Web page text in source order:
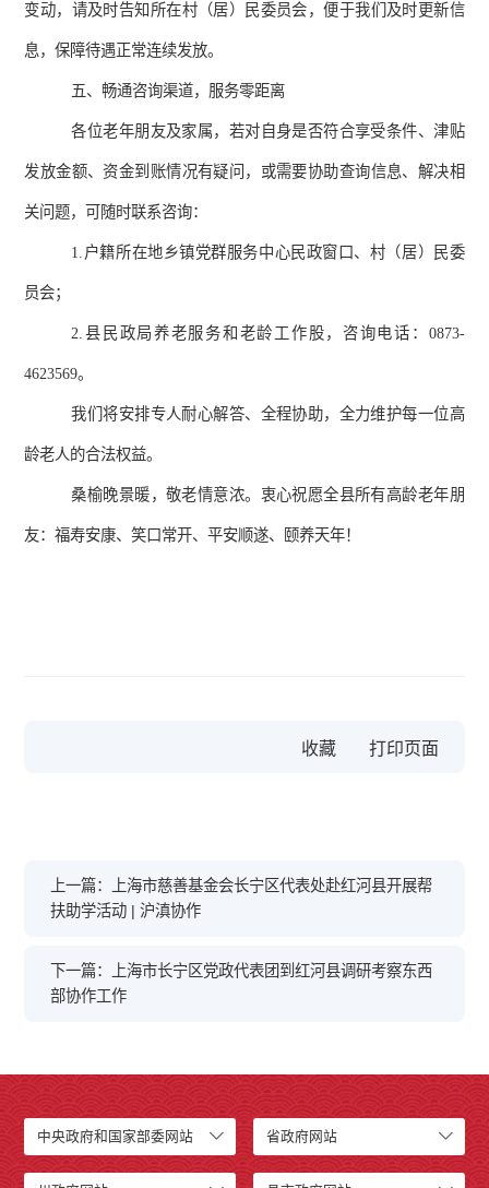
变动，请及时告知所在村（居）民委员会，便于我们及时更新信
息，保障待遇正常连续发放。
五、畅通咨询渠道，服务零距离
各位老年朋友及家属，若对自身是否符合享受条件、津贴
发放金额、资金到账情况有疑问，或需要协助查询信息、解决相
关问题，可随时联系咨询：
1. 户籍所在地乡镇党群服务中心民政窗口、村（居）民委
员会；
2. 县民政局养老服务和老龄工作股，咨询电话： 0873-
4623569。
我们将安排专人耐心解答、全程协助，全力维护每一位高
龄老人的合法权益。
桑榆晚景暖，敬老情意浓。衷心祝愿全县所有高龄老年朋
友：福寿安康、笑口常开、平安顺遂、颐养天年！
收藏
上一篇：上海市慈善基金会长宁区代表处赴红河县开展帮
扶助学活动 | 沪滇协作
下一篇：上海市长宁区党政代表团到红河县调研考察东西
部协作工作
中央政府和国家部委网站 省政府网站